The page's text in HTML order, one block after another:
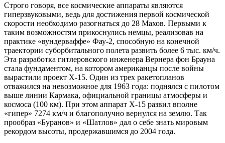
Строго говоря, все космические аппараты являются
гиперзвуковыми, ведь для достижения первой космической
скорости необходимо разогнаться до 28 Махов. Первыми к
таким возможностям прикоснулись немцы, реализовав на
практике «вундерваффе» Фау-2, способную на конечной
траектории суборбитального полета развить более 6 тыс. км/ч.
Эта разработка гитлеровского инженера Вернера фон Брауна
стала фундаментом, на котором американцы после войны
вырастили проект X-15. Один из трех ракетопланов
отважился на невозможное для 1963 года: поднялся с пилотом
выше линии Кармака, официальной границы атмосферы и
космоса (100 км). При этом аппарат Х-15 развил вполне
«гипер» 7274 км/ч и благополучно вернулся на землю. Так
прообраз «Буранов» и «Шатлов» дал о себе знать мировым
рекордом высоты, продержавшимся до 2004 года.